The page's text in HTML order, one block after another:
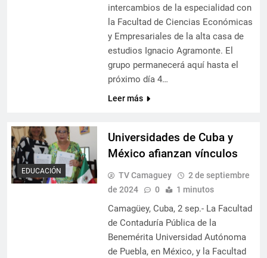
intercambios de la especialidad con
la Facultad de Ciencias Económicas
y Empresariales de la alta casa de
estudios Ignacio Agramonte. El
grupo permanecerá aquí hasta el
próximo día 4…
Leer más
EDUCACIÓN
Universidades de Cuba y
México afianzan vínculos
TV Camaguey
2 de septiembre
de 2024
0 1 minutos
Camagüey, Cuba, 2 sep.- La Facultad
de Contaduría Pública de la
Benemérita Universidad Autónoma
de Puebla, en México, y la Facultad